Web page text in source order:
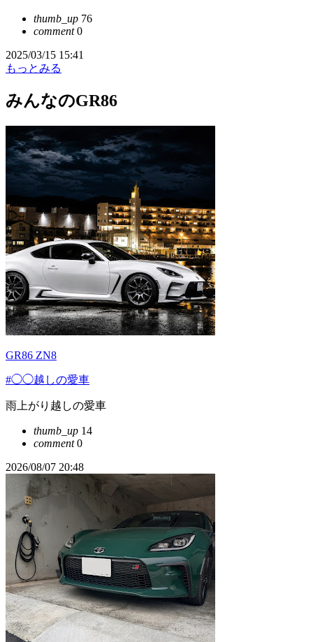
thumb_up 76
comment0
2025/03/15 15:41
もっとみる
みんなのGR86
GR86 ZN8
#◯◯越しの愛車
雨上がり越しの愛車
thumb_up 14
comment0
2026/08/07 20:48